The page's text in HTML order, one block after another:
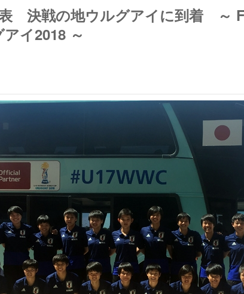
決戦の地ウルグアイに到着 ～
イ2018 ～